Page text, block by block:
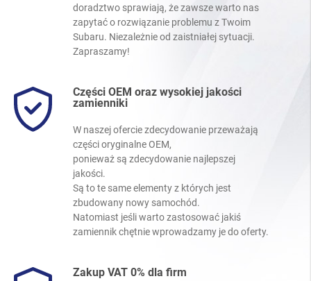
doradztwo sprawiają, że zawsze warto nas
zapytać o rozwiązanie problemu z Twoim
Subaru. Niezależnie od zaistniałej sytuacji.
Zapraszamy!
Części OEM oraz wysokiej jakości
zamienniki
W naszej ofercie zdecydowanie przeważają
części oryginalne OEM,
ponieważ są zdecydowanie najlepszej
jakości.
Są to te same elementy z których jest
zbudowany nowy samochód.
Natomiast jeśli warto zastosować jakiś
zamiennik chętnie wprowadzamy je do oferty.
Zakup VAT 0% dla firm